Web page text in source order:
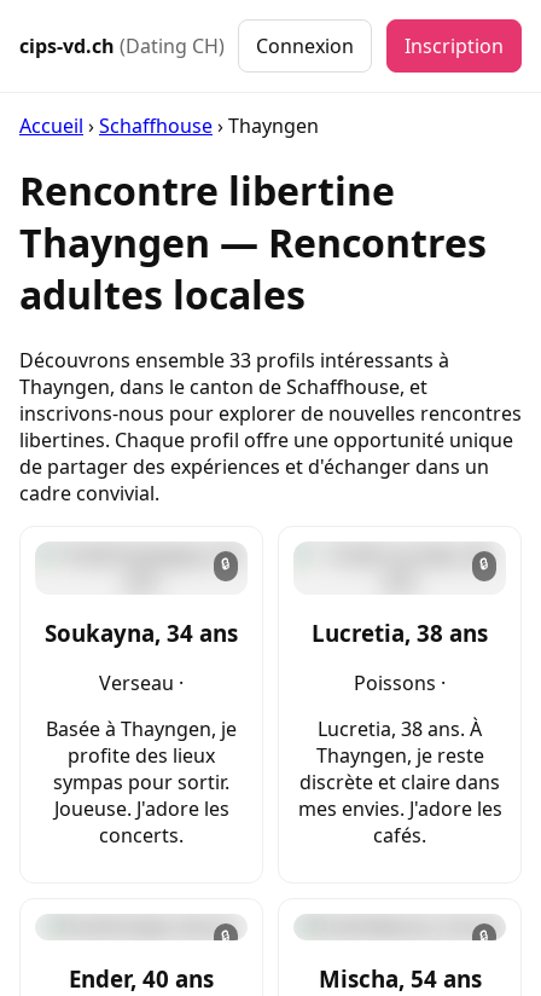
cips-vd.ch (Dating CH) Connexion Inscription
Accueil ›Schaffhouse›Thayngen
Rencontre libertine
Thayngen — Rencontres
adultes locales
Découvrons ensemble 33 profils intéressants à
Thayngen, dans le canton de Schaffhouse, et
inscrivons-nous pour explorer de nouvelles rencontres
libertines. Chaque profil offre une opportunité unique
de partager des expériences et d'échanger dans un
cadre convivial.
🔒
Soukayna, 34 ans
Verseau ·
Basée à Thayngen, je
profite des lieux
sympas pour sortir.
Joueuse. J'adore les
concerts.
🔒
Lucretia, 38 ans
Poissons ·
Lucretia, 38 ans. À
Thayngen, je reste
discrète et claire dans
mes envies. J'adore les
cafés.
🔒
Ender, 40 ans
🔒
Mischa, 54 ans